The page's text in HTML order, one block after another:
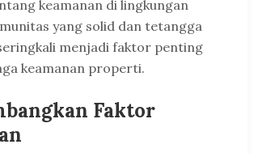
keamanan di lingkungan
yang solid dan tetangga
menjadi faktor penting
keamanan properti.
Faktor